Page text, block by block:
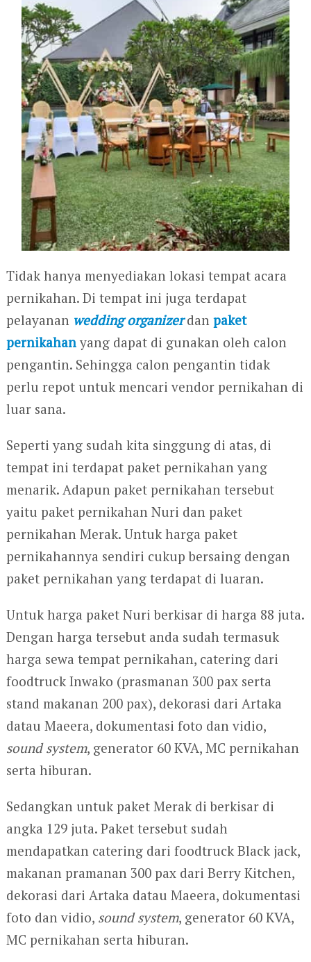
Tidak hanya menyediakan lokasi tempat acara
pernikahan. Di tempat ini juga terdapat
pelayanan wedding organizerdan paket
pernikahanyang dapat di gunakan oleh calon
pengantin. Sehingga calon pengantin tidak
perlu repot untuk mencari vendor pernikahan di
luar sana.
Seperti yang sudah kita singgung di atas, di
tempat ini terdapat paket pernikahan yang
menarik. Adapun paket pernikahan tersebut
yaitu paket pernikahan Nuri dan paket
pernikahan Merak. Untuk harga paket
pernikahannya sendiri cukup bersaing dengan
paket pernikahan yang terdapat di luaran.
Untuk harga paket Nuri berkisar di harga 88 juta.
Dengan harga tersebut anda sudah termasuk
harga sewa tempat pernikahan, catering dari
foodtruck Inwako (prasmanan 300 pax serta
stand makanan 200 pax), dekorasi dari Artaka
datau Maeera, dokumentasi foto dan vidio,
sound system, generator 60 KVA, MC pernikahan
serta hiburan.
Sedangkan untuk paket Merak di berkisar di
angka 129 juta. Paket tersebut sudah
mendapatkan catering dari foodtruck Black jack,
makanan pramanan 300 pax dari Berry Kitchen,
dekorasi dari Artaka datau Maeera, dokumentasi
foto dan vidio, sound system, generator 60 KVA,
MC pernikahan serta hiburan.